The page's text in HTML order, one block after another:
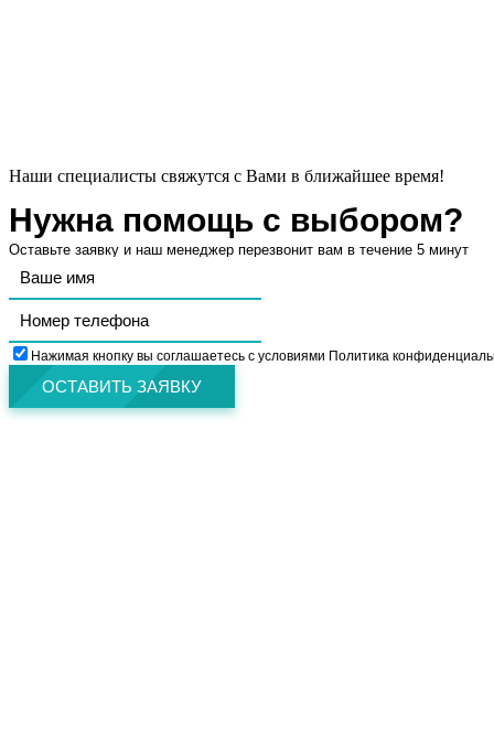
Наши специалисты свяжутся с Вами в ближайшее время!
Нужна помощь с выбором?
Оставьте заявку и наш менеджер перезвонит вам в течение 5 минут
Нажимая кнопку вы соглашаетесь с условиями Политика
ОСТАВИТЬ ЗАЯВКУ